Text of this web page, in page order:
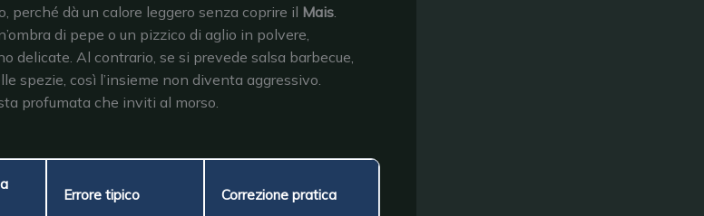
perché dà un calore leggero senza coprire il Mais.
di pepe o un pizzico di aglio in polvere,
delicate. Al contrario, se si prevede salsa barbecue,
spezie, così l’insieme non diventa aggressivo.
profumata che inviti al morso.
Errore tipico Correzione pratica